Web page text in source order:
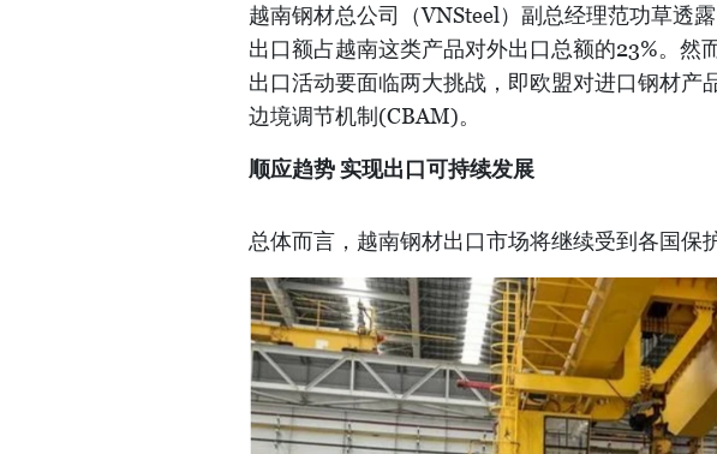
越南钢材总公司（VNSteel）副总经理范功草透
出口额占越南这类产品对外出口总额的23%。然
出口活动要面临两大挑战，即欧盟对进口钢材产
边境调节机制(CBAM)。
顺应趋势 实现出口可持续发展
总体而言，越南钢材出口市场将继续受到各国保